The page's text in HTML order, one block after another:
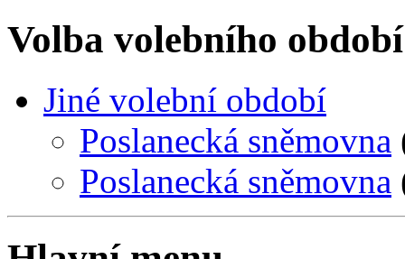
Volba volebního období
Jiné volební období
Poslanecká sněmovna
Poslanecká sněmovna